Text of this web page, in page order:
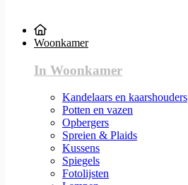
Woonkamer
In Woonkamer
Kandelaars en kaarshouders
Potten en vazen
Opbergers
Spreien & Plaids
Kussens
Spiegels
Fotolijsten